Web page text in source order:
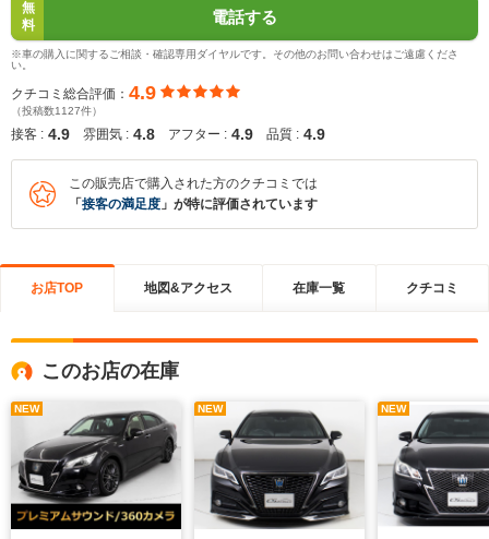
無
料
電話する
※車の購入に関するご相談・確認専用ダイヤルです。その他のお問い合わせはご遠慮くださ
い。
クチコミ総合評価： 4.9
（投稿数1127件）
接客 : 4.9 雰囲気 : 4.8 アフター : 4.9 品質 : 4.9
この販売店で購入された方のクチコミでは
「 接客の満足度 」が特に評価されています
お店TOP 地図&アクセス 在庫一覧 クチコミ
このお店の在庫
NEW NEW NEW